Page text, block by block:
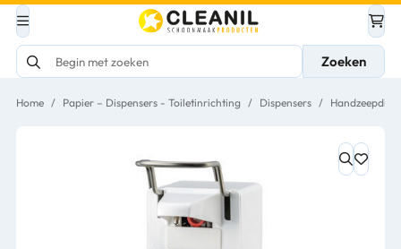
Zoeken
Home / Papier – Dispensers - Toiletinrichting / Dispensers /